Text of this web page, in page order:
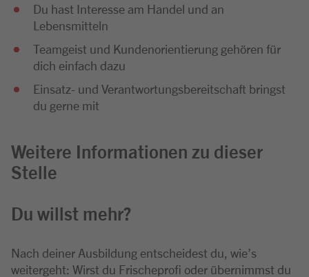
Du hast Interesse am Handel und an
Lebensmitteln
Teamgeist und Kundenorientierung gehören für
dich einfach dazu
Einsatz- und Verantwortungsbereitschaft bringst
du gerne mit
Weitere Informationen zu dieser
Stelle
Du willst mehr?
Nach deiner Ausbildung entscheidest du, wie’s
weitergeht: Wirst du Frischeprofi oder übernimmst du